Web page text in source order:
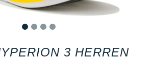
3 HERREN